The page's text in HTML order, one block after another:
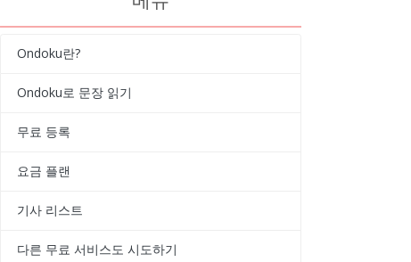
Ondoku란?
Ondoku로 문장 읽기
무료 등록
요금 플랜
기사 리스트
다른 무료 서비스도 시도하기